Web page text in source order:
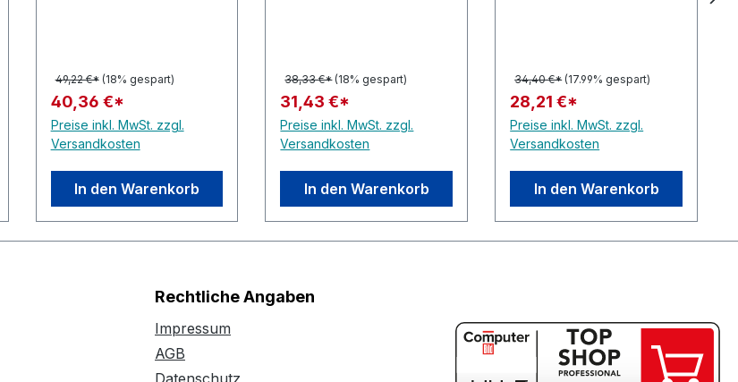
49,22 €* (18% gespart)
40,36 €*
Preise inkl. MwSt. zzgl.
Versandkosten
In den Warenkorb
38,33 €* (18% gespart)
31,43 €*
Preise inkl. MwSt. zzgl.
Versandkosten
In den Warenkorb
34,40 €* (17.99% gespart)
28,21 €*
Preise inkl. MwSt. zzgl.
Versandkosten
In den Warenkorb
Rechtliche Angaben
Impressum
AGB